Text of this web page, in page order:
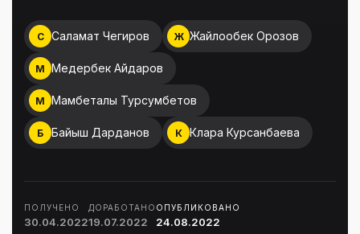
С Саламат Чегиров Ж Жайлообек Орозов
М Медербек Айдаров
М Мамбеталы Турсумбетов
Б Байыш Дарданов К Клара Курсанбаева
ПОЛУЧЕНО
30.04.2022
ДОРАБОТАНО
19.07.2022
ОПУБЛИКОВАНО
24.08.2022